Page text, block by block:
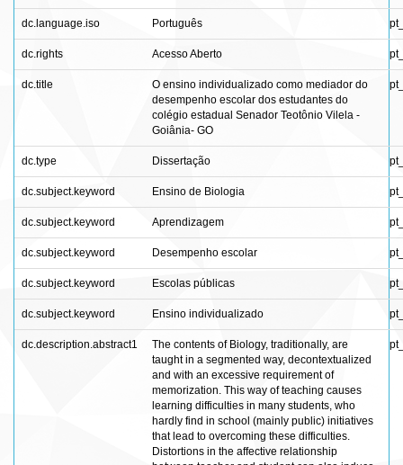
dc.language.iso Português
dc.rights Acesso Aberto
dc.title
O ensino individualizado como mediador do
desempenho escolar dos estudantes do
colégio estadual Senador Teotônio Vilela -
Goiânia- GO
dc.type Dissertação
dc.subject.keyword Ensino de Biologia
dc.subject.keyword Aprendizagem
dc.subject.keyword Desempenho escolar
dc.subject.keyword Escolas públicas
dc.subject.keyword Ensino individualizado
dc.description.abstract1
The contents of Biology, traditionally, are
taught in a segmented way, decontextualized
and with an excessive requirement of
memorization. This way of teaching causes
learning difficulties in many students, who
hardly find in school (mainly public) initiatives
that lead to overcoming these difficulties.
Distortions in the affective relationship